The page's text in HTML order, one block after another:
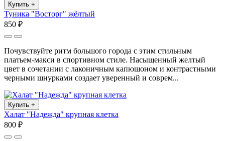
Купить +
Туника "Восторг" жёлтый
850 ₽
Почувствуйте ритм большого города с этим стильным
платьем-макси в спортивном стиле. Насыщенный желтый
цвет в сочетании с лаконичным капюшоном и контрастными
черными шнурками создает уверенный и соврем...
Купить +
Халат "Надежда" крупная клетка
800 ₽